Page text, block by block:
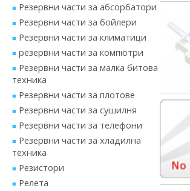
Резервни части за абсорбатори
Резервни части за бойлери
Резервни части за климатици
резервни части за компютри
Резервни части за малка битова
техника
Резервни части за плотове
Резервни части за сушилня
Резервни части за телефони
Резервни части за хладилна
техника
Резистори
Релета